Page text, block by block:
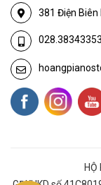
381 Điện Biên
028.38343353
HỘ